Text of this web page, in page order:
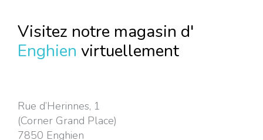
Visitez notre magasin d'
Enghien virtuellement
Rue d’Herinnes, 1
(Corner Grand Place)
7850 Enghien